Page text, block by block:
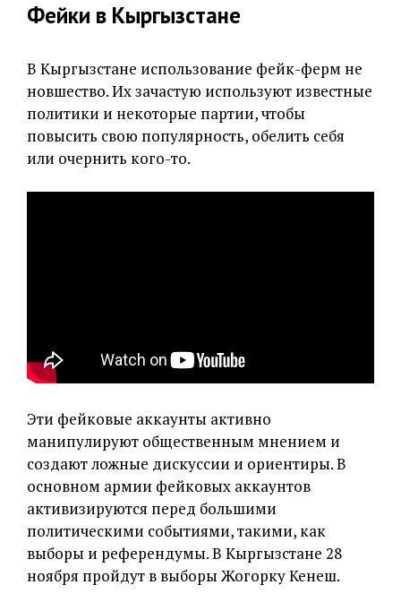
Фейки в Кыргызстане
В Кыргызстане использование фейк-ферм не
новшество. Их зачастую используют известные
политики и некоторые партии, чтобы
повысить свою популярность, обелить себя
или очернить кого-то.
Эти фейковые аккаунты активно
манипулируют общественным мнением и
создают ложные дискуссии и ориентиры. В
основном армии фейковых аккаунтов
активизируются перед большими
политическими событиями, такими, как
выборы и референдумы. В Кыргызстане 28
ноября пройдут в выборы Жогорку Кенеш.